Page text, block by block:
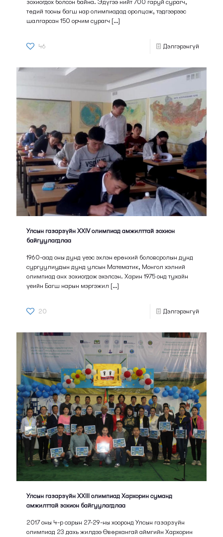
зохиогдох болсон байна. Эдүгээ нийт 700 гаруй сурагч,
төдий тооны багш нар олимпиадад оролцож, тэдгээрээс
шалгарсан 150 орчим сурагч […]
46 Дэлгэрэнгүй
Улсын газарзүйн XXIV олимпиад амжилттай зохион
байгуулагдлаа
1960-аад оны дунд үеэс эхлэн ерөнхий боловсролын дунд
сургуулиудын дунд улсын Математик, Монгол хэлний
олимпиад анх зохиогдож эхэлсэн. Харин 1975 онд тухайн
үеийн Багш нарын мэргэжил […]
20 Дэлгэрэнгүй
Улсын газарзүйн XXIII олимпиад Хархорин суманд
амжилттай зохион байгуулагдлаа
2017 оны 4-р сарын 27-29-ны хооронд Улсын газарзүйн
олимпиад 23 дахь жилдээ Өвөрхангай аймгийн Хархорин